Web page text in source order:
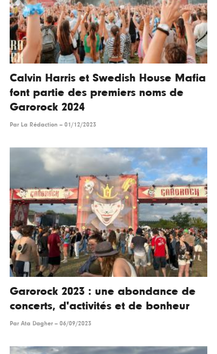
Calvin Harris et Swedish House Mafia
font partie des premiers noms de
Garorock 2024
Par La Rédaction -- 01/12/2023
Garorock 2023 : une abondance de
concerts, d'activités et de bonheur
Par Ata Dagher -- 06/09/2023